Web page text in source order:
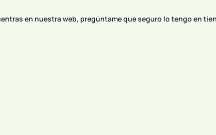
en nuestra web, pregúntame que seguro lo tengo en